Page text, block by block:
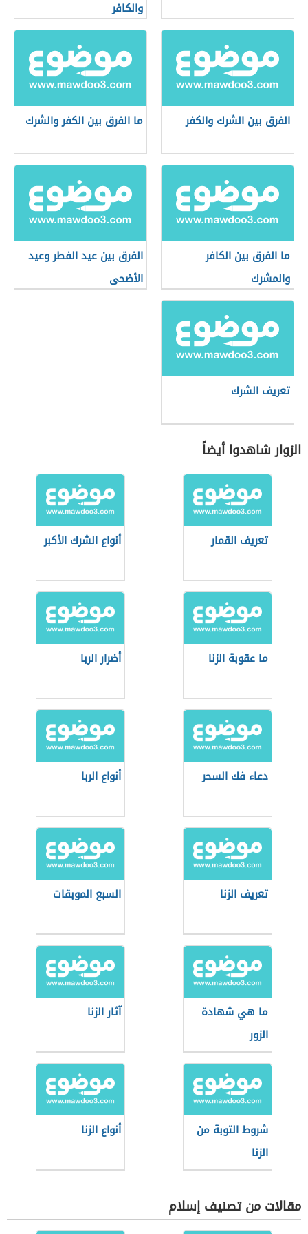
والكافر
الفرق بين الشرك والكفر ما الفرق بين الكفر والشرك
ما الفرق بين الكافر
والمشرك
الفرق بين عيد الفطر وعيد
الأضحى
تعريف الشرك
الزوار شاهدوا أيضاً
تعريف القمار أنواع الشرك الأكبر
ما عقوبة الزنا أضرار الربا
دعاء فك السحر أنواع الربا
تعريف الزنا السبع الموبقات
ما هي شهادة
الزور
آثار الزنا
شروط التوبة من
الزنا
أنواع الزنا
مقالات من تصنيف إسلام